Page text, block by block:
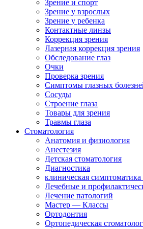
Зрение и спорт
Зрение у взрослых
Зрение у ребенка
Контактные линзы
Коррекция зрения
Лазерная коррекция зрения
Обследование глаз
Очки
Проверка зрения
Симптомы глазных
Сосуды
Строение глаза
Товары для зрения
Травмы глаза
Стоматология
Анатомия и физиология
Анестезия
Детская стоматология
Диагностика
клиническая
Лечебные и
Лечение патологий
Мастер — Классы
Ортодонтия
Ортопедическая